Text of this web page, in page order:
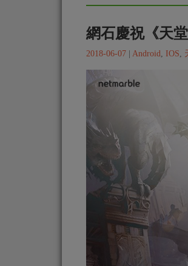
網石慶祝《天
2018-06-07 | Android IOS